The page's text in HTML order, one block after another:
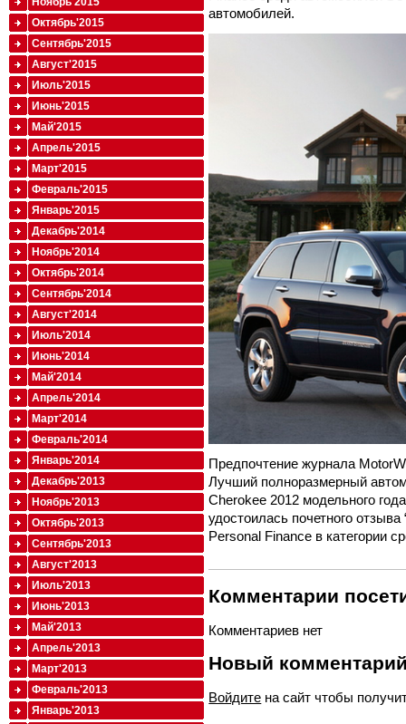
автомобилей.
Предпочтение журнала
Лучший полноразмерный
Cherokee 2012 модельного
удостоилась почетного отзыва
Personal Finance в категории
Комментарии
Комментариев нет
Новый
Войдите на сайт чтобы
Октябрь'2015
Сентябрь'2015
Август'2015
Июль'2015
Июнь'2015
Май'2015
Апрель'2015
Март'2015
Февраль'2015
Январь'2015
Декабрь'2014
Ноябрь'2014
Октябрь'2014
Сентябрь'2014
Август'2014
Июль'2014
Июнь'2014
Май'2014
Апрель'2014
Март'2014
Февраль'2014
Январь'2014
Декабрь'2013
Ноябрь'2013
Октябрь'2013
Сентябрь'2013
Август'2013
Июль'2013
Июнь'2013
Май'2013
Апрель'2013
Март'2013
Февраль'2013
Январь'2013